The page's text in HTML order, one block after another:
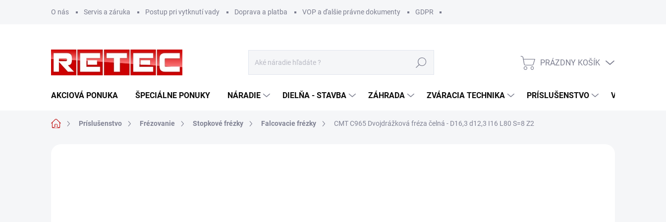
O nás Servis a záruka Postup pri vytknutí vady Doprava a platba VOP a ďalšie právne dokumenty GDPR
Hľadať
NÁKUPNÝ
PRÁZDNY KOŠÍK
AKCIOVÁ PONUKA ŠPECIÁLNE PONUKY NÁRADIE DIELŇA - STAVBA ZÁHRADA ZVÁRACIA TECHNIKA PRÍSLUŠENSTVO VÝROBCOVIA
DomovPríslušenstvo Frézovanie Stopkové frézky Falcovacie frézky CMT C965 Dvojdrážková fréza čelná - D16,3 d12,3 I16 L80 S=8 Z2